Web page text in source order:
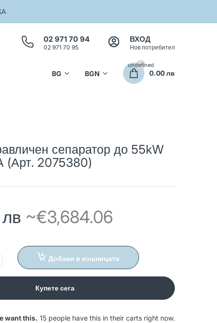
02 971 70 94
02 971 70 95
ВХОД
Нов потребител
undefined
0.00 лв
сепаратор до 55kW
(Арт. 2075380)
~€3,684.06
Добави в кошницата
Купете сега
want this. 15 people have this in their carts right now.